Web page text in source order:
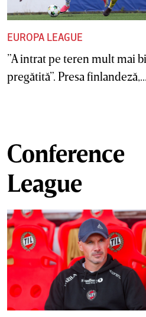
EUROPA LEAGUE
”A intrat pe teren mult mai
pregătită”. Presa
Conference
League